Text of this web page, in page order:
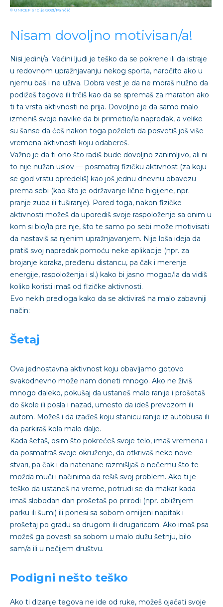
© UNICEF Srbija/2021/Pančić
Nisam dovoljno motivisan/a!
Nisi jedini/a. Većini ljudi je teško da se pokrene ili da istraje
u redovnom upražnjavanju nekog sporta, naročito ako u
njemu baš i ne uživa. Dobra vest je da ne moraš nužno da
podižeš tegove ili trčiš kao da se spremaš za maraton ako
ti ta vrsta aktivnosti ne prija. Dovoljno je da samo malo
izmeniš svoje navike da bi primetio/la napredak, a velike
su šanse da ćeš nakon toga poželeti da posvetiš još više
vremena aktivnosti koju odabereš.
Važno je da ti ono što radiš bude dovoljno zanimljivo, ali ni
to nije nužan uslov — posmatraj fizičku aktivnost (za koju
se god vrstu opredeliš) kao još jednu dnevnu obavezu
prema sebi (kao što je održavanje lične higijene, npr.
pranje zuba ili tuširanje). Pored toga, nakon fizičke
aktivnosti možeš da uporediš svoje raspoloženje sa onim u
kom si bio/la pre nje, što te samo po sebi može motivisati
da nastaviš sa njenim upražnjavanjem. Nije loša ideja da
pratiš svoj napredak pomoću neke aplikacije (npr. za
brojanje koraka, pređenu distancu, pa čak i merenje
energije, raspoloženja i sl.) kako bi jasno mogao/la da vidiš
koliko koristi imaš od fizičke aktivnosti.
Evo nekih predloga kako da se aktiviraš na malo zabavniji
način:
Šetaj
Ova jednostavna aktivnost koju obavljamo gotovo
svakodnevno može nam doneti mnogo. Ako ne živiš
mnogo daleko, pokušaj da ustaneš malo ranije i prošetaš
do škole ili posla i nazad, umesto da ideš prevozom ili
autom. Možeš i da izađeš koju stanicu ranije iz autobusa ili
da parkiraš kola malo dalje.
Kada šetaš, osim što pokrećeš svoje telo, imaš vremena i
da posmatraš svoje okruženje, da otkrivaš neke nove
stvari, pa čak i da natenane razmišljaš o nečemu što te
možda muči i načinima da rešiš svoj problem. Ako ti je
teško da ustaneš na vreme, potrudi se da makar kada
imaš slobodan dan prošetaš po prirodi (npr. obližnjem
parku ili šumi) ili ponesi sa sobom omiljeni napitak i
prošetaj po gradu sa drugom ili drugaricom. Ako imaš psa
možeš ga povesti sa sobom u malo dužu šetnju, bilo
sam/a ili u nečijem društvu.
Podigni nešto teško
Ako ti dizanje tegova ne ide od ruke, možeš ojačati svoje